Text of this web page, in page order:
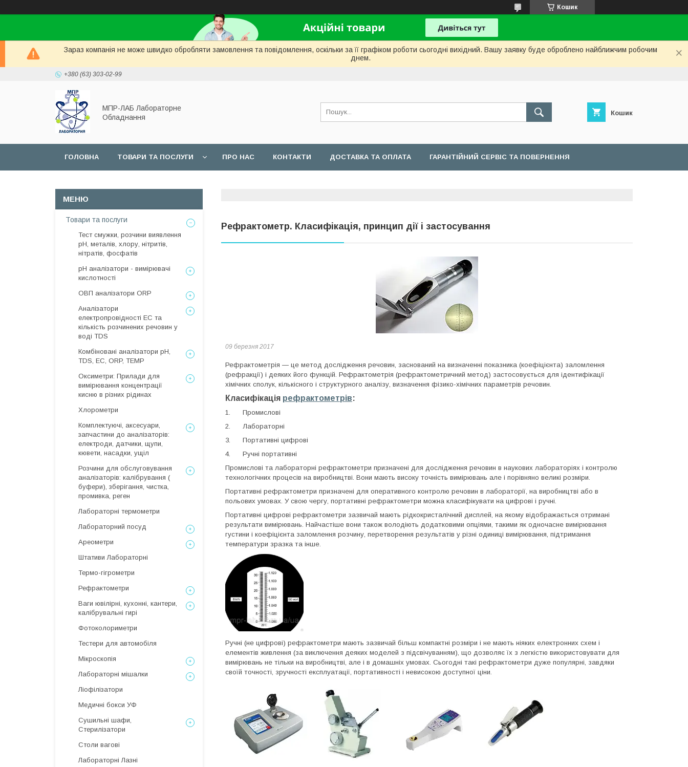
Кошик
Зараз компанія не може швидко обробляти замовлення та повідомлення, оскільки за її графіком роботи сьогодні вихідний. Вашу заявку буде оброблено найближчим робочим
днем.
+380 (63) 303-02-99
МПР-ЛАБ Лабораторне
Обладнання
Кошик
ГОЛОВНА ТОВАРИ ТА ПОСЛУГИ ПРО НАС КОНТАКТИ ДОСТАВКА ТА ОПЛАТА ГАРАНТІЙНИЙ СЕРВІС ТА ПОВЕРНЕННЯ
Рефрактометр. Класифікація, принцип дії і застосування
09 березня 2017
Рефрактометрія ― це метод дослідження речовин, заснований на визначенні показника (коефіцієнта) заломлення
(рефракції) і деяких його функцій. Рефрактометрія (рефрактометричний метод) застосовується для ідентифікації
хімічних сполук, кількісного і структурного аналізу, визначення фізико-хімічних параметрів речовин.
Класифікація рефрактометрів:
1.
Промислові
2.
Лабораторні
3.
Портативні цифрові
4.
Ручні портативні
Промислові та лабораторні рефрактометри призначені для дослідження речовин в наукових лабораторіях і контролю
технологічних процесів на виробництві. Вони мають високу точність вимірювань але і порівняно великі розміри.
Портативні рефрактометри призначені для оперативного контролю речовин в лабораторії, на виробництві або в
польових умовах. У свою чергу, портативні рефрактометри можна класифікувати на цифрові і ручні.
Портативні цифрові рефрактометри зазвичай мають рідкокристалічний дисплей, на якому відображається отримані
результати вимірювань. Найчастіше вони також володіють додатковими опціями, такими як одночасне вимірювання
густини і коефіцієнта заломлення розчину, перетворення результатів у різні одиниці вимірювання, підтримання
температури зразка та інше.
Ручні (не цифрові) рефрактометри мають зазвичай більш компактні розміри і не мають ніяких електронних схем і
елементів живлення (за виключення деяких моделей з підсвічуванням), що дозволяє їх з легкістю використовувати для
вимірювань не тільки на виробництві, але і в домашніх умовах. Сьогодні такі рефрактометри дуже популярні, завдяки
своїй точності, зручності експлуатації, портативності і невисокою доступної ціни.
Товари та послуги
Тест смужки, розчини виявлення
рН, металів, хлору, нітритів,
нітратів, фосфатів
рН аналізатори - вимірювачі
кислотності
ОВП аналізатори ORP
Аналізатори
електропровідності EC та
кількість розчинених речовин у
воді TDS
Комбіновані аналізатори pH,
TDS, EC, ORP, TEMP
Оксиметри: Прилади для
вимірювання концентрації
кисню в різних рідинах
Хлорометри
Комплектуючі, аксесуари,
запчастини до аналізаторів:
електроди, датчики, щупи,
кювети, насадки, ущіл
Розчини для обслуговування
аналізаторів: калібрування (
буфери), зберігання, чистка,
промивка, реген
Лабораторні термометри
Лабораторний посуд
Ареометри
Штативи Лабораторні
Термо-гігрометри
Рефрактометри
Ваги ювілірні, кухонні, кантери,
калібрувальні гирі
Фотоколориметри
Тестери для автомобіля
Мікроскопія
Лабораторні мішалки
Ліофілізатори
Медичні бокси УФ
Сушильні шафи,
Стерилізатори
Столи вагові
Лабораторні Лазні